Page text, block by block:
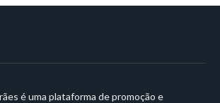
é uma plataforma de promoção e